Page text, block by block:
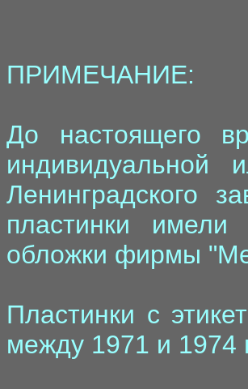
ПРИМЕЧАНИЕ:
До настоящего
индивидуальной
Ленинградского
пластинки имели
обложки фирмы
Пластинки с
между 1971 и 1974